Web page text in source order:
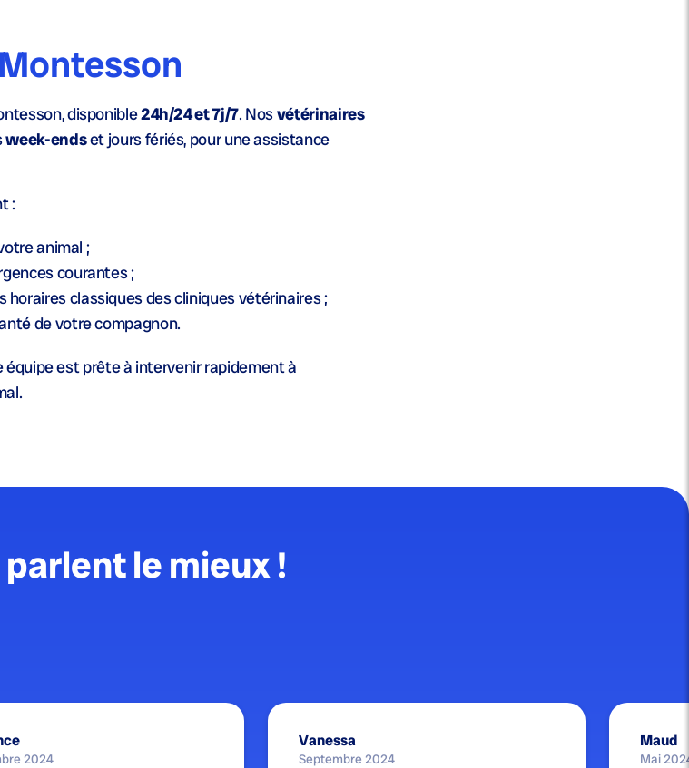
disponible24h/24 et 7j/7. Nosvétérinaires
week-endset jours fériés, pour une assistance
:
animal ;
courantes ;
classiques des cliniques vétérinaires ;
de votre compagnon.
équipe est prête à intervenir rapidement à
le mieux !
2024
Vanessa
Septembre 2024
Maud
Mai